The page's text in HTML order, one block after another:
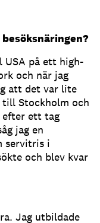
på ett high-
och när jag
att det var lite
Stockholm och
efter ett tag
jag en
servitris i
och blev kvar
Jag utbildade